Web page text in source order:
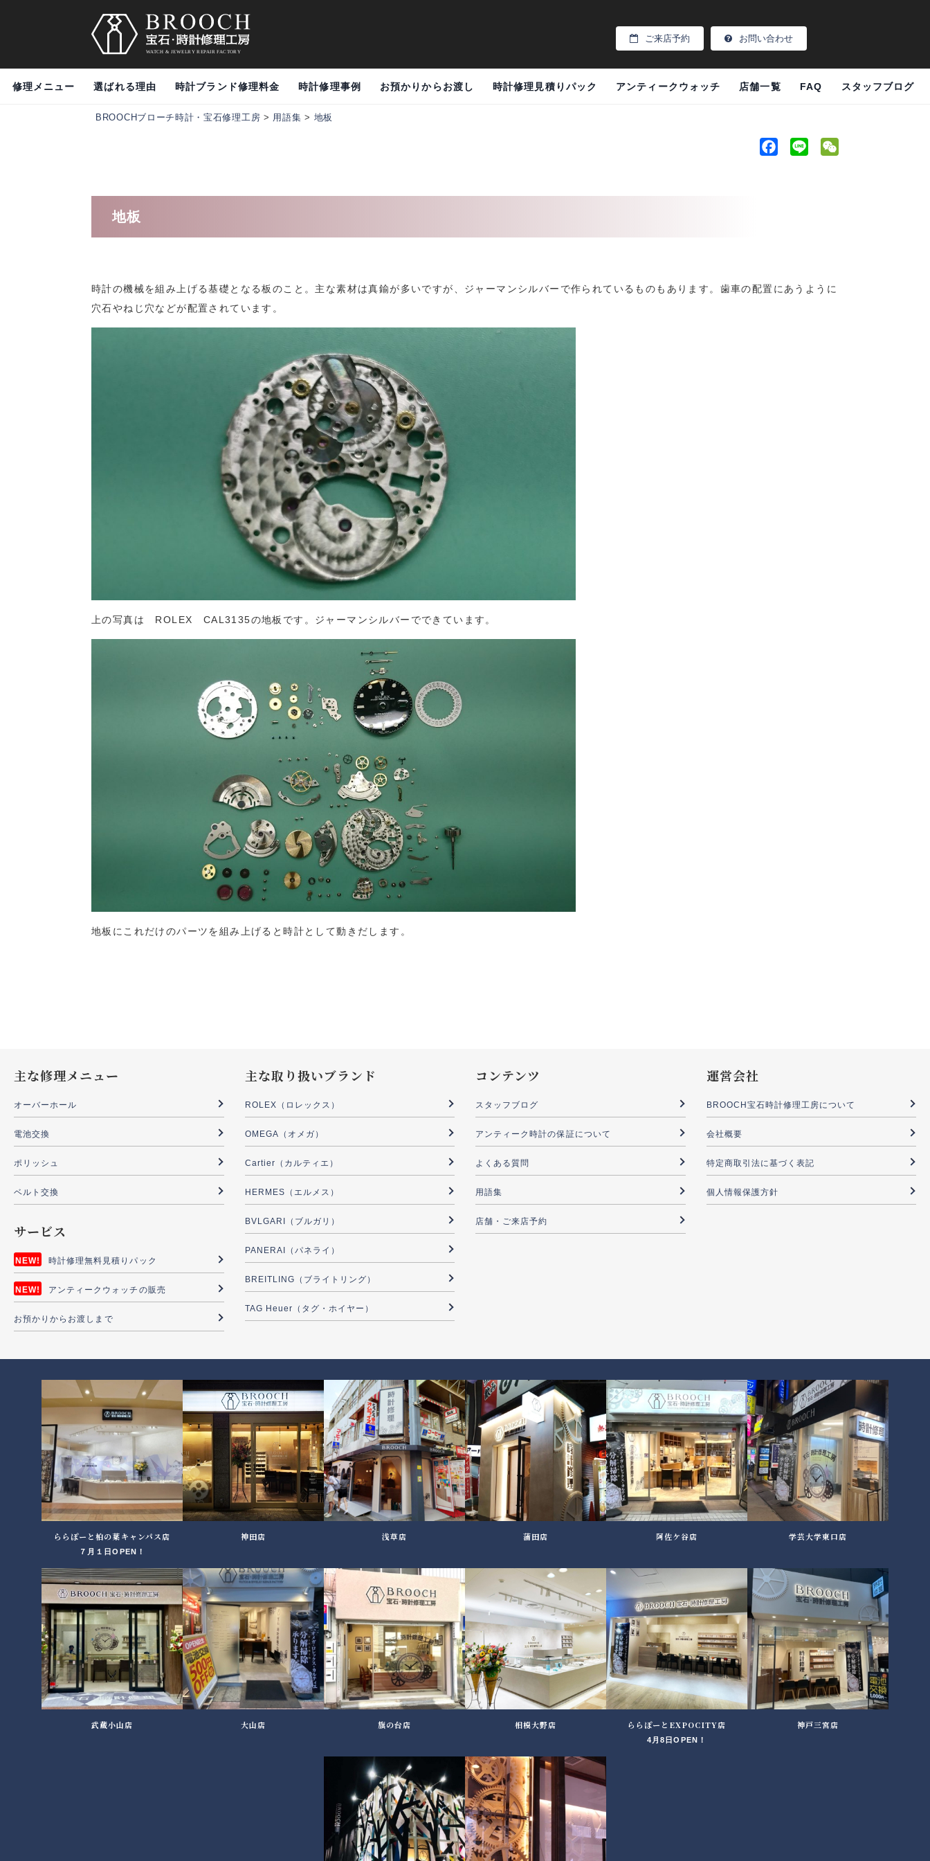
ご来店予約 お問い合わせ
修理メニュー 選ばれる理由 時計ブランド修理料金 時計修理事例 お預かりからお渡し 時計修理見積りパック アンティークウォッチ 店舗一覧 FAQ スタッフブログ
BROOCHブローチ時計・宝石修理工房 > 用語集 > 地板
地板
時計の機械を組み上げる基礎となる板のこと。主な素材は真鍮が多いですが、ジャーマンシルバーで作られているものもあります。歯車の配置にあうように
穴石やねじ穴などが配置されています。
上の写真は ROLEX CAL3135の地板です。ジャーマンシルバーでできています。
地板にこれだけのパーツを組み上げると時計として動きだします。
主な修理メニュー
オーバーホール
電池交換
ポリッシュ
ベルト交換
サービス
時計修理無料見積りパック
アンティークウォッチの販売
お預かりからお渡しまで
主な取り扱いブランド
ROLEX（ロレックス）
OMEGA（オメガ）
Cartier（カルティエ）
HERMES（エルメス）
BVLGARI（ブルガリ）
PANERAI（パネライ）
BREITLING（ブライトリング）
TAG Heuer（タグ・ホイヤー）
コンテンツ
スタッフブログ
アンティーク時計の保証について
よくある質問
用語集
店舗・ご来店予約
運営会社
BROOCH宝石時計修理工房について
会社概要
特定商取引法に基づく表記
個人情報保護方針
ららぽーと柏の葉キャンパス店
７月１日OPEN！
神田店 浅草店 蒲田店 阿佐ケ谷店 学芸大学東口店
武蔵小山店 大山店 旗の台店 相模大野店 ららぽーとEXPOCITY店
4月8日OPEN！
神戸三宮店